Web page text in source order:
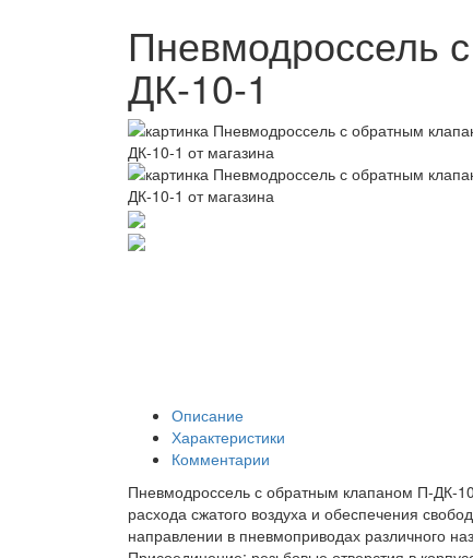
Пневмодроссель
ДК-10-1
Описание
Характеристики
Комментарии
Пневмодроссель с обратным клапаном П-ДК-
расхода сжатого воздуха и обеспечения
направлении в пневмоприводах различного